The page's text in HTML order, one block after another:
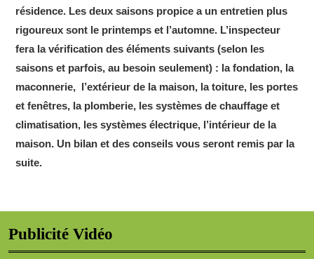
résidence. Les deux saisons propice a un entretien plus
rigoureux sont le printemps et l’automne. L’inspecteur
fera la vérification des éléments suivants (selon les
saisons et parfois, au besoin seulement) : la fondation, la
maconnerie, l’extérieur de la maison, la toiture, les portes
et fenêtres, la plomberie, les systèmes de chauffage et
climatisation, les systèmes électrique, l’intérieur de la
maison. Un bilan et des conseils vous seront remis par la
suite.
Publicité Vidéo